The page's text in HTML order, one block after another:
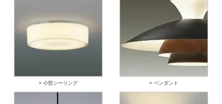
> 小型シーリング > ペンダント